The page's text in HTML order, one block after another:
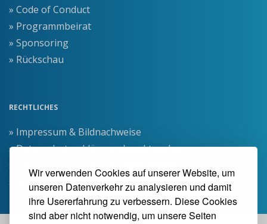
Wir verwenden Cookies auf unserer Website, um
unseren Datenverkehr zu analysieren und damit
ihre Usererfahrung zu verbessern. Diese Cookies
sind aber nicht notwendig, um unsere Seiten
» Code of Conduct
» Programmbeirat
» Sponsoring
» Rückschau
RECHTLICHES
» Impressum & Bildnachweise
» Datenschutzerklärung dpunkt.verlag
» Datenschutzerklärung Heise Medien
» AGB Veranstaltungen